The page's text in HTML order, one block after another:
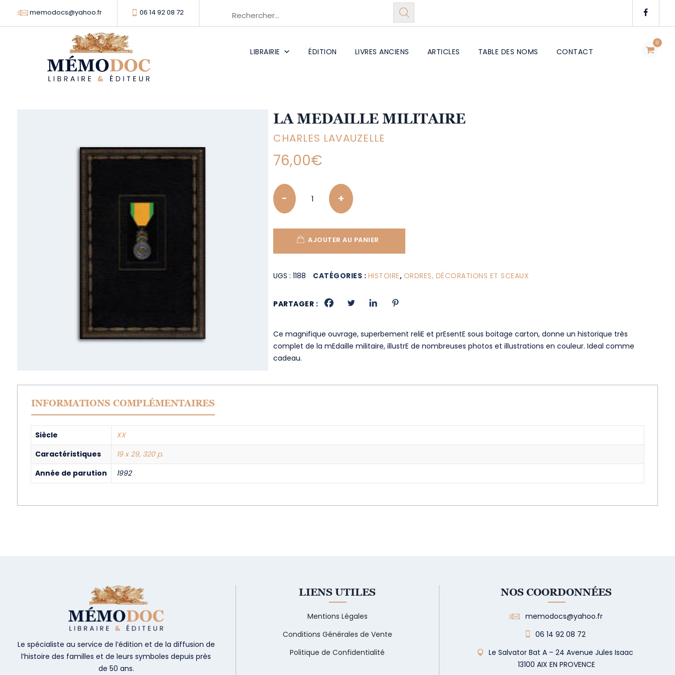
memodocs@yahoo.fr 06 14 92 08 72
0
LIBRAIRIE ÉDITION LIVRES ANCIENS ARTICLES TABLE DES NOMS CONTACT
LA MEDAILLE MILITAIRE
CHARLES LAVAUZELLE
76,00€
Quantity
AJOUTER AU PANIER
UGS :1188 CATÉGORIES : HISTOIRE, ORDRES, DÉCORATIONS ET SCEAUX
PARTAGER :
Ce magnifique ouvrage, superbement reliE et prEsentE sous boitage carton, donne un historique très
complet de la mEdaille militaire, illustrE de nombreuses photos et illustrations en couleur. Ideal comme
cadeau.
INFORMATIONS COMPLÉMENTAIRES
Siècle
XX
Caractéristiques
19 x 29, 320 p.
Année de parution
1992
Le spécialiste au service de l’édition et de la diffusion de
l’histoire des familles et de leurs symboles depuis près
de 50 ans.
LIENS UTILES
Mentions Légales
Conditions Générales de Vente
Politique de Confidentialité
NOS COORDONNÉES
memodocs@yahoo.fr
06 14 92 08 72
Le Salvator Bat A – 24 Avenue Jules Isaac
13100 AIX EN PROVENCE